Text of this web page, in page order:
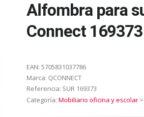
Alfombra para
Connect 169373
EAN: 5705831037786
Marca: QCONNECT
Referencia: SUR 169373
Categoría: Mobiliario oficina y escolar >